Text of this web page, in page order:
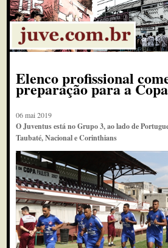
Elenco profissional
preparação para a
06 mai 2019
O Juventus está no Grupo 3, ao lado de
Taubaté, Nacional e Corinthians